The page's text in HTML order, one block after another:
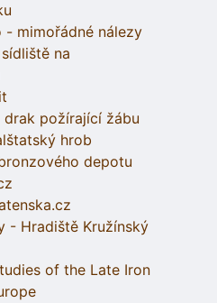
- mimořádné nálezy
na
drak požírající žábu
hrob
depotu
- Hradiště Kružínský
of the Late Iron